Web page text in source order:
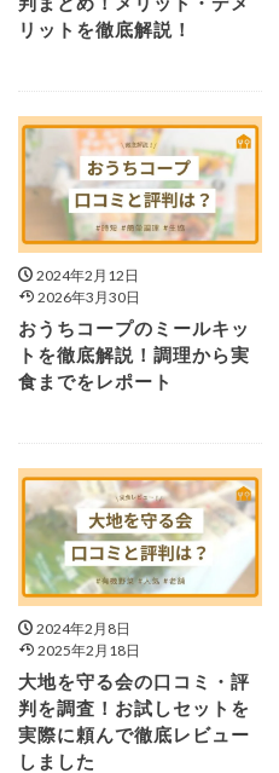
リットを徹底解説！
2024年2月12日
2026年3月30日
おうちコープのミールキッ
トを徹底解説！調理から実
食までをレポート
2024年2月8日
2025年2月18日
大地を守る会の口コミ・評
判を調査！お試しセットを
実際に頼んで徹底レビュー
しました